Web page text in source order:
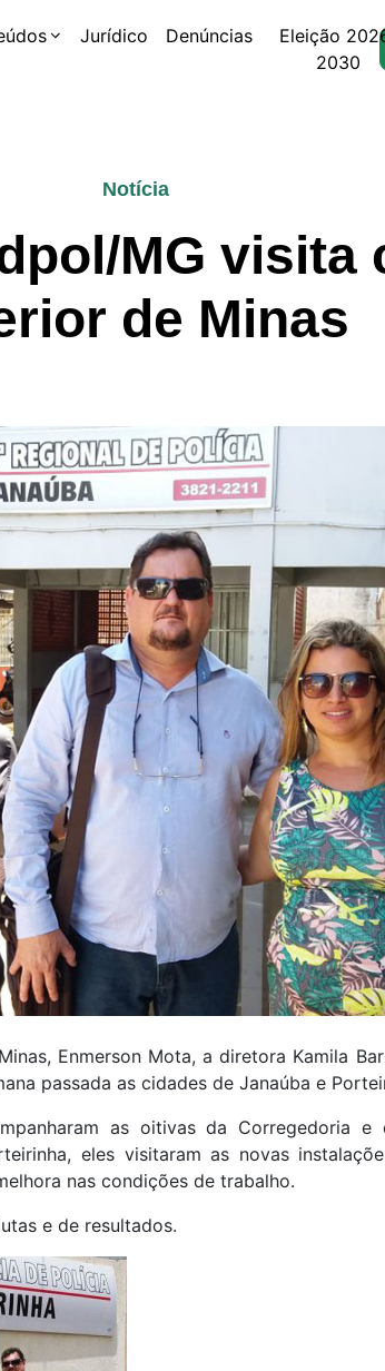
Jurídico Denúncias
Eleição
2030
Notícia
MG visita
de Minas
Enmerson Mota, a diretora Kamila
passada as cidades de Janaúba e
as oitivas da Corregedoria e
eles visitaram as novas
nas condições de trabalho.
e de resultados.